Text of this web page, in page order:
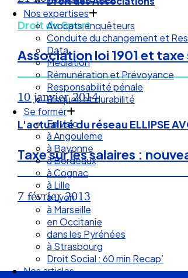
Nos expertises
Avocats enquêteurs
Conduite du changement et
Data
Médiation
Rémunération et Prévoyance
Responsabilité pénale
Risques et durabilité
Se former
En visio
à Angouleme
à Bayonne
à Bordeaux
à Cognac
à Lille
à Lyon
à Marseille
en Occitanie
dans les Pyrénées
à Strasbourg
Droit Social : 60 min Recap’
Nos articles
Droit du Sport
Association loi 1901 et taxe
10 janvier 2014
L'actualité du réseau ELLIPSE
Taxe sur les salaires :
7 février 2013